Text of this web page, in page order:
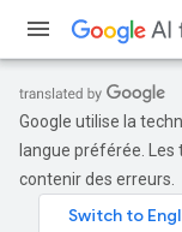
Google utilise la
langue préférée.
contenir des erreurs.